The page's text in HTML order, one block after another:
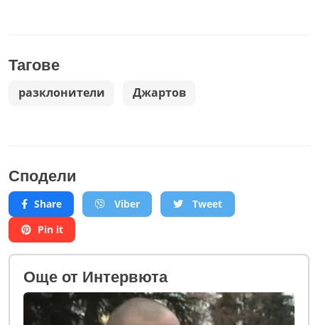
Тагове
разклонители Джартов
Сподели
Share Viber
Tweet
Pin it
Oще от Интервюта